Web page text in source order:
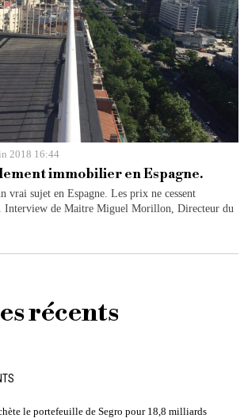
2018 16:44
immobilier en Espagne.
vrai sujet en Espagne. Les prix ne cessent
Interview de Maitre Miguel Morillon, Directeur du
récents
le portefeuille de Segro pour 18,8 milliards